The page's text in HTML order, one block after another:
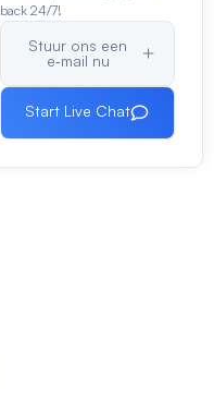
back 24/7!
Stuur ons een
e‑mail nu
Start Live Chat